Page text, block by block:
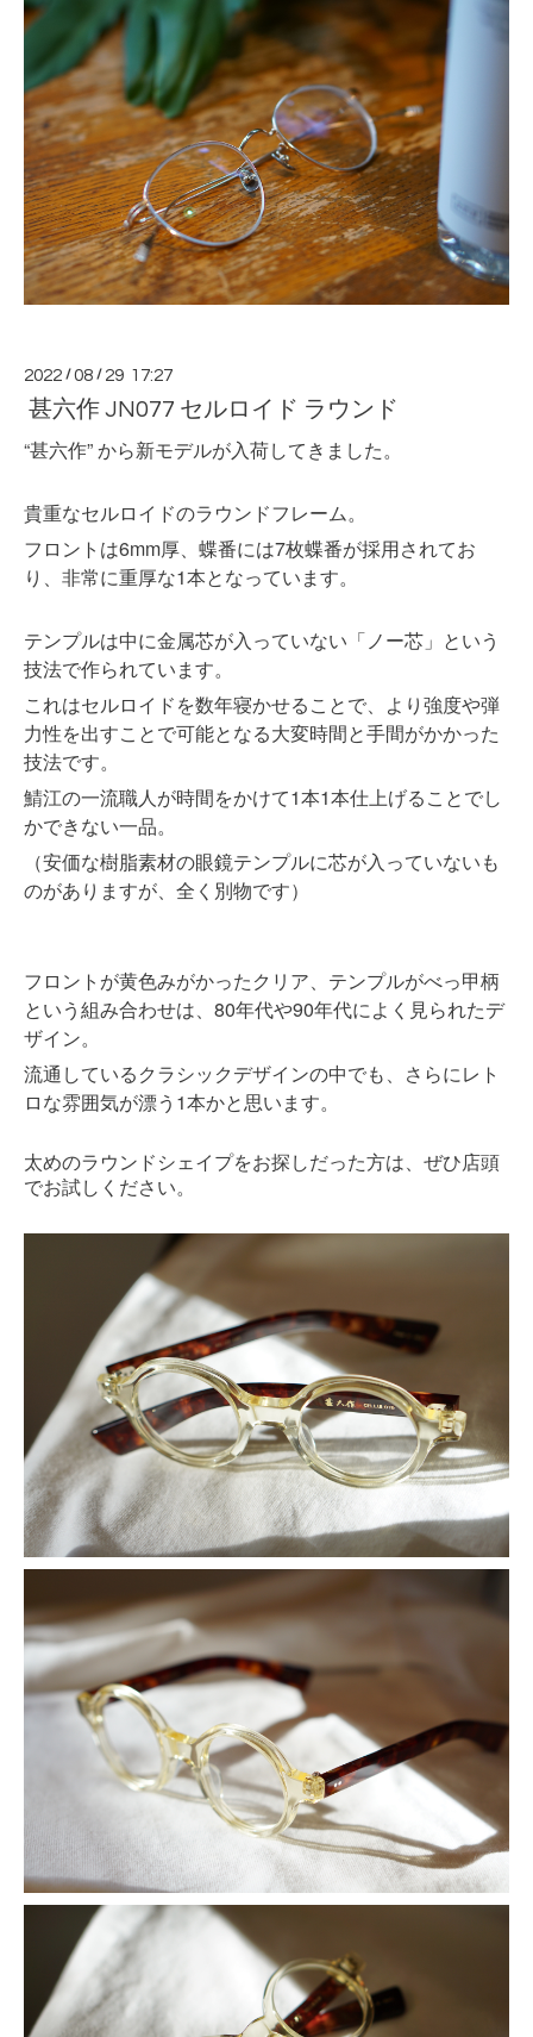
2022 /08 / 29 17:27
甚六作 JN077 セルロイド ラウンド
“甚六作” から新モデルが入荷してきました。
貴重なセルロイドのラウンドフレーム。
フロントは6mm厚、蝶番には7枚蝶番が採用されてお
り、非常に重厚な1本となっています。
テンプルは中に金属芯が入っていない「ノー芯」という
技法で作られています。
これはセルロイドを数年寝かせることで、より強度や弾
力性を出すことで可能となる大変時間と手間がかかった
技法です。
鯖江の一流職人が時間をかけて1本1本仕上げることでし
かできない一品。
（安価な樹脂素材の眼鏡テンプルに芯が入っていないも
のがありますが、全く別物です）
フロントが黄色みがかったクリア、テンプルがべっ甲柄
という組み合わせは、80年代や90年代によく見られたデ
ザイン。
流通しているクラシックデザインの中でも、さらにレト
ロな雰囲気が漂う1本かと思います。
太めのラウンドシェイプをお探しだった方は、ぜひ店頭
でお試しください。